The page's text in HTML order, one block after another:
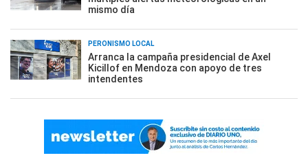
mismo día
PERONISMO LOCAL
Arranca la campaña presidencial de Axel
Kicillof en Mendoza con apoyo de tres
intendentes